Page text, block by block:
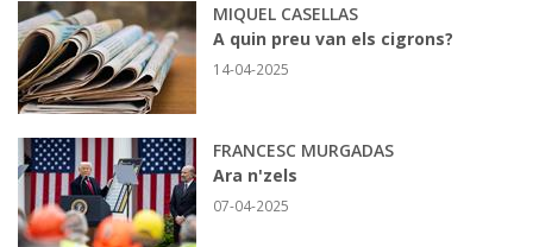
MIQUEL CASELLAS
A quin preu van els cigrons?
14-04-2025
FRANCESC MURGADAS
Ara n'zels
07-04-2025